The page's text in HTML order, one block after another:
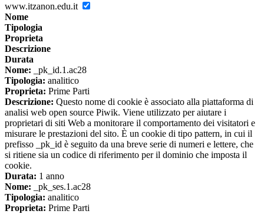
www.itzanon.edu.it
Nome
Tipologia
Proprieta
Descrizione
Durata
Nome: _pk_id.1.ac28
Tipologia: analitico
Proprieta: Prime Parti
Descrizione: Questo nome di cookie è associato alla piattaforma di
analisi web open source Piwik. Viene utilizzato per aiutare i
proprietari di siti Web a monitorare il comportamento dei visitatori e
misurare le prestazioni del sito. È un cookie di tipo pattern, in cui il
prefisso _pk_id è seguito da una breve serie di numeri e lettere, che
si ritiene sia un codice di riferimento per il dominio che imposta il
cookie.
Durata: 1 anno
Nome: _pk_ses.1.ac28
Tipologia: analitico
Proprieta: Prime Parti